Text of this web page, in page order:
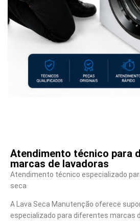
Atendimento técnico para
marcas de lavadoras
Atendimento técnico especializado
seca
A Lava Seca Manutenção oferece
especializado para diferentes marcas